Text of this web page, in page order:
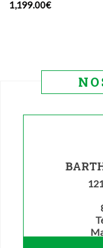
1,199.00€